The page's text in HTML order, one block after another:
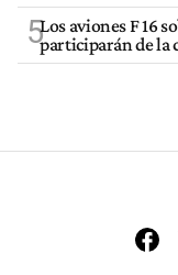
5Los aviones F 16
participarán de la